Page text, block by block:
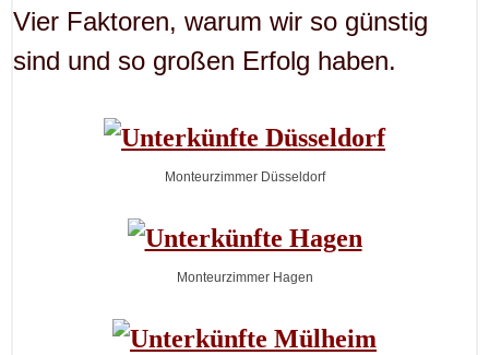
Vier Faktoren, warum wir so günstig
sind und so großen Erfolg haben.
Monteurzimmer Düsseldorf
Monteurzimmer Hagen